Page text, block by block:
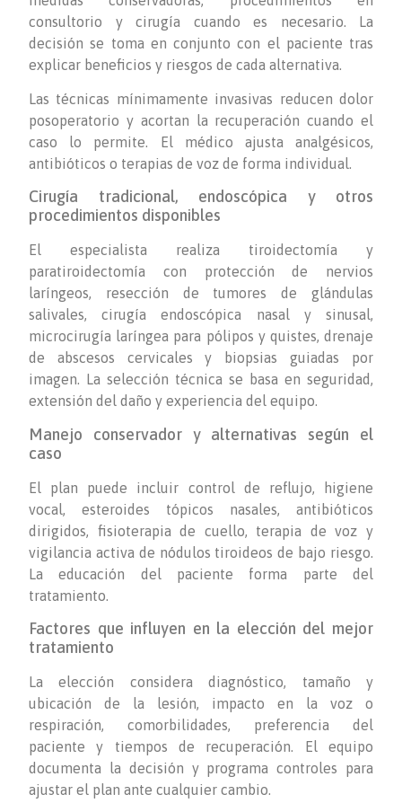
consultorio y cirugía cuando es necesario. La
decisión se toma en conjunto con el paciente tras
explicar beneficios y riesgos de cada alternativa.
Las técnicas mínimamente invasivas reducen dolor
posoperatorio y acortan la recuperación cuando el
caso lo permite. El médico ajusta analgésicos,
antibióticos o terapias de voz de forma individual.
Cirugía tradicional, endoscópica y otros
procedimientos disponibles
El especialista realiza tiroidectomía y
paratiroidectomía con protección de nervios
laríngeos, resección de tumores de glándulas
salivales, cirugía endoscópica nasal y sinusal,
microcirugía laríngea para pólipos y quistes, drenaje
de abscesos cervicales y biopsias guiadas por
imagen. La selección técnica se basa en seguridad,
extensión del daño y experiencia del equipo.
Manejo conservador y alternativas según el
caso
El plan puede incluir control de reflujo, higiene
vocal, esteroides tópicos nasales, antibióticos
dirigidos, fisioterapia de cuello, terapia de voz y
vigilancia activa de nódulos tiroideos de bajo riesgo.
La educación del paciente forma parte del
tratamiento.
Factores que influyen en la elección del mejor
tratamiento
La elección considera diagnóstico, tamaño y
ubicación de la lesión, impacto en la voz o
respiración, comorbilidades, preferencia del
paciente y tiempos de recuperación. El equipo
documenta la decisión y programa controles para
ajustar el plan ante cualquier cambio.